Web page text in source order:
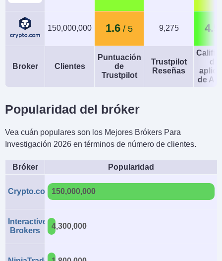
150,000,000 1.6 9,275 4.5
Broker Clientes
Puntuación
de
Trustpilot
Trustpilot
Reseñas
de
de
Popularidad del bróker
Vea cuán populares son los Mejores Brókers Para
Investigación 2026 en términos de número de clientes.
Bróker Popularidad
Crypto.com 150,000,000
Interactive
Brokers
4,300,000